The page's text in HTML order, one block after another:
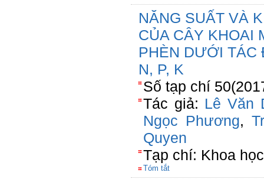
NĂNG SUẤT VÀ
CỦA CÂY KHOAI
PHÈN DƯỚI TÁC
N, P, K
Số tạp chí
Tác giả: Lê Văn
Ngọc Phương,
Quyen
Tạp chí: Khoa
Tóm tắt